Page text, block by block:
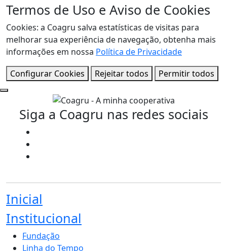
Termos de Uso e Aviso de Cookies
Cookies: a Coagru salva estatísticas de visitas para
melhorar sua experiência de navegação, obtenha mais
informações em nossa Política de Privacidade
Configurar Cookies
Rejeitar todos Permitir todos
Siga a Coagru nas redes sociais
Inicial
Institucional
Fundação
Linha do Tempo